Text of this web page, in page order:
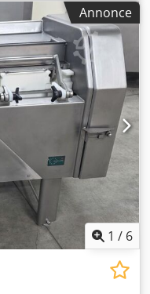
Annonce
1 / 6